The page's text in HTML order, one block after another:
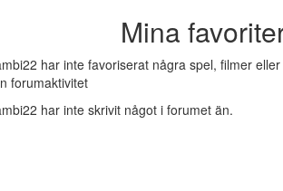
Mina
har inte favoriserat några spel, filmer
forumaktivitet
har inte skrivit något i forumet än.